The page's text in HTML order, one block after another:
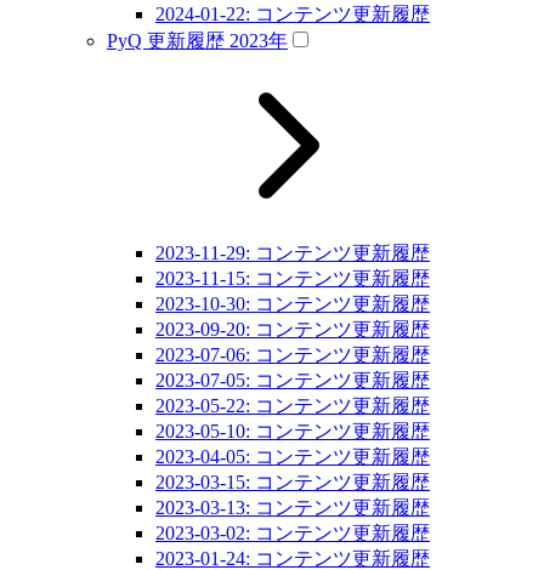
2024-01-22: コンテンツ更新履歴
PyQ 更新履歴 2023年
2023-11-29: コンテンツ更新履歴
2023-11-15: コンテンツ更新履歴
2023-10-30: コンテンツ更新履歴
2023-09-20: コンテンツ更新履歴
2023-07-06: コンテンツ更新履歴
2023-07-05: コンテンツ更新履歴
2023-05-22: コンテンツ更新履歴
2023-05-10: コンテンツ更新履歴
2023-04-05: コンテンツ更新履歴
2023-03-15: コンテンツ更新履歴
2023-03-13: コンテンツ更新履歴
2023-03-02: コンテンツ更新履歴
2023-01-24: コンテンツ更新履歴